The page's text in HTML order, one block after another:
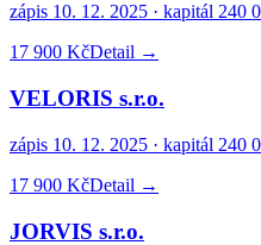
zápis 10. 12. 2025 · kapitál 240
17 900 KčDetail →
VELORIS s.r.o.
zápis 10. 12. 2025 · kapitál 240
17 900 KčDetail →
JORVIS s.r.o.